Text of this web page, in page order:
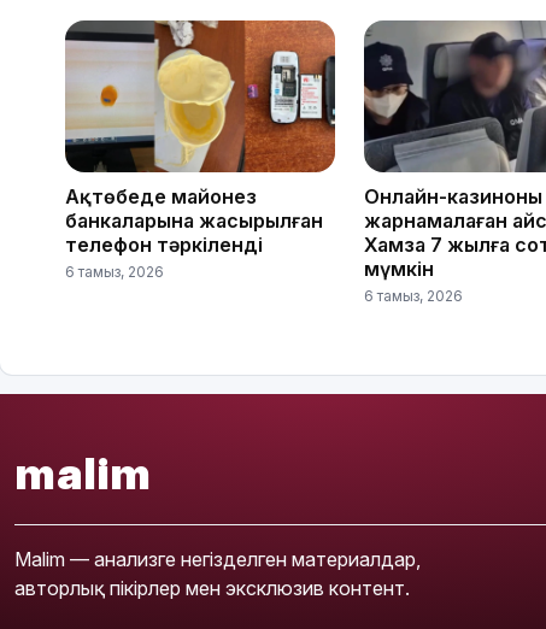
Ақтөбеде майонез
банкаларына жасырылған
телефон тәркіленді
6 тамыз, 2026
Онлайн-казиноны
жарнамалаған
Хамза 7 жылға
мүмкін
6 тамыз, 2026
malim
Malim — анализге негізделген материалдар,
авторлық пікірлер мен эксклюзив контент.